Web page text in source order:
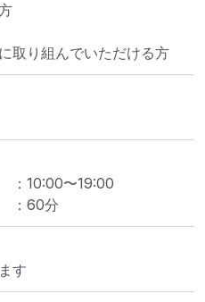
取り組んでいただける方
： 10:00〜19:00
： 60分
す